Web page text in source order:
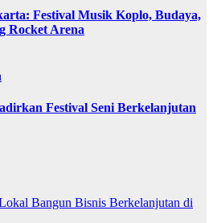
Festival Musik Koplo, Budaya,
Rocket Arena
Festival Seni Berkelanjutan